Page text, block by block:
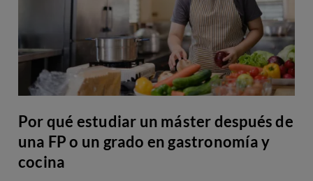
Por qué estudiar un máster después de
una FP o un grado en gastronomía y
cocina